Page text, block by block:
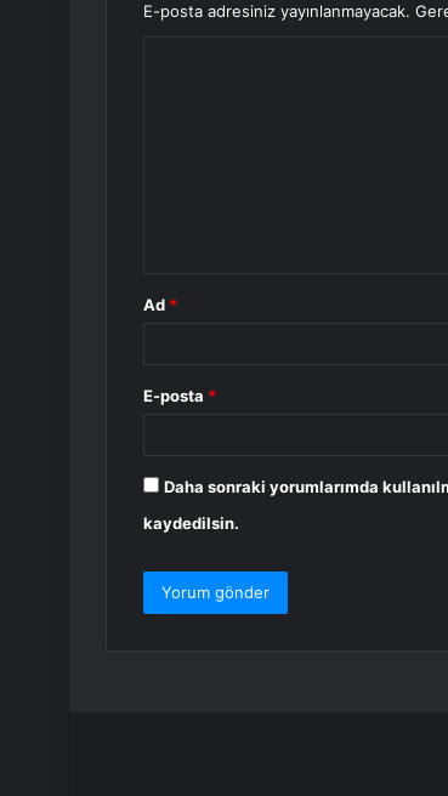
E-posta adresiniz yayınlanmayacak.
Ad *
E-posta *
Daha sonraki yorumlarımda
kaydedilsin.